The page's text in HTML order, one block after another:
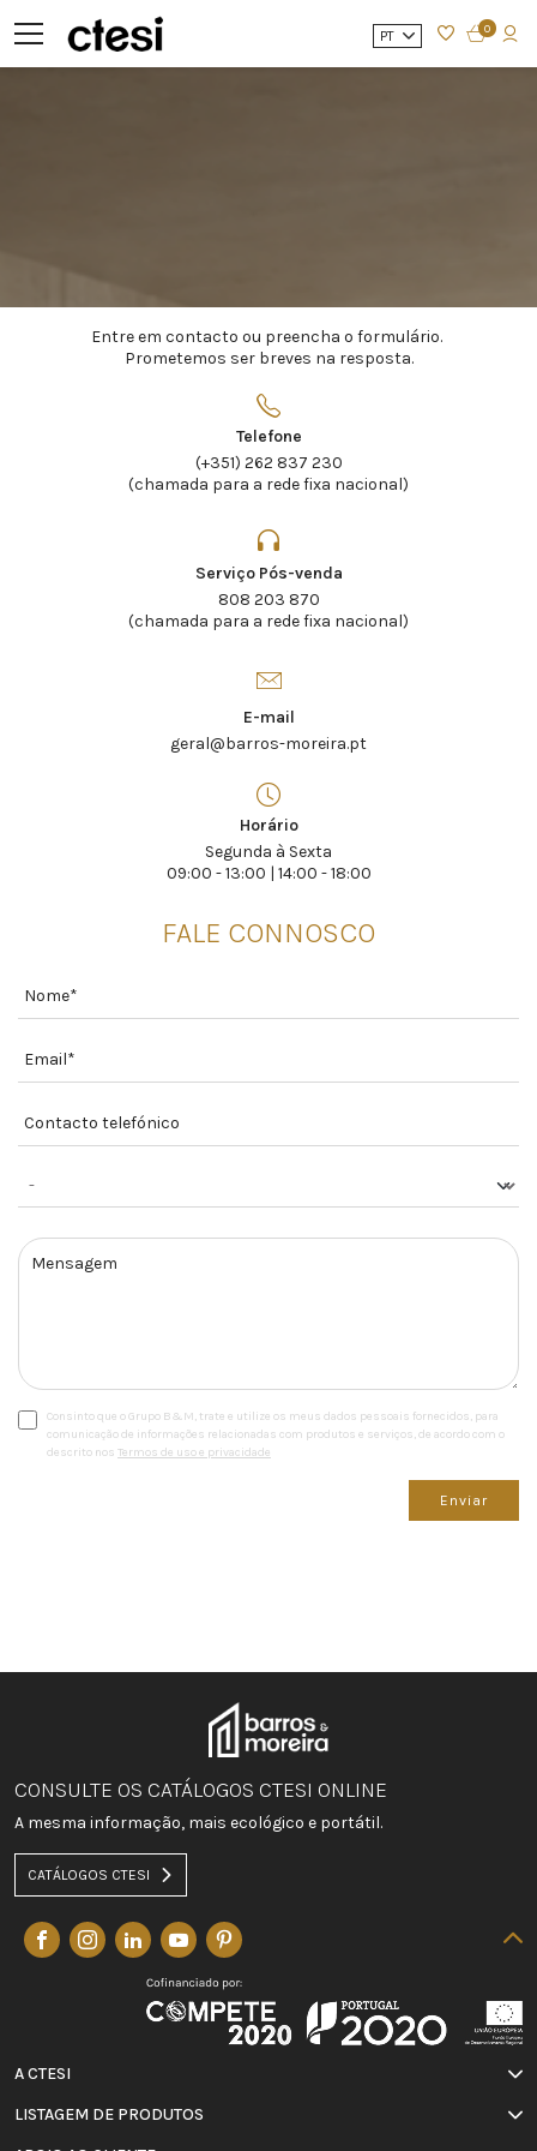
PT 0
Entre em contacto ou preencha o formulário.
Prometemos ser breves na resposta.
Telefone
(+351) 262 837 230
(chamada para a rede fixa nacional)
Serviço Pós-venda
808 203 870
(chamada para a rede fixa nacional)
E-mail
geral@barros-moreira.pt
Horário
Segunda à Sexta
09:00 - 13:00 | 14:00 - 18:00
FALE CONNOSCO
Consinto que o Grupo B&M, trate e utilize os meus dados pessoais fornecidos, para
comunicação de informações relacionadas com produtos e serviços, de acordo com o
descrito nos Termos de uso e privacidade
Enviar
CONSULTE OS CATÁLOGOS CTESI ONLINE
A mesma informação, mais ecológico e portátil.
CATÁLOGOS CTESI
A CTESI
LISTAGEM DE PRODUTOS